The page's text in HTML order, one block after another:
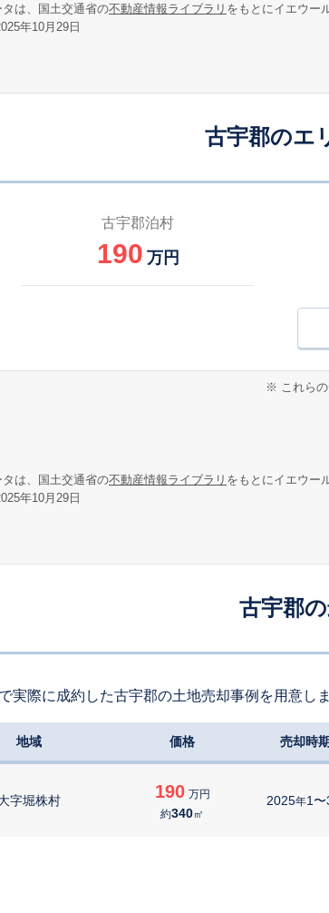
は、国土交通省の不動産情報ライブラリ をもとにイエウー
年10月29日
古宇郡のエ
古宇郡泊村
190 万円
※ これらの
は、国土交通省の不動産情報ライブラリ をもとにイエウー
年10月29日
古宇郡
実際に成約した古宇郡の土地売却事例を用意し
地域 価格 売却時期
字堀株村 190 万円
約340㎡
2025年1〜